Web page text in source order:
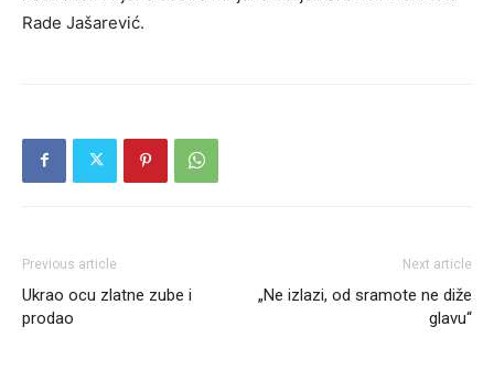
Rade Jašarević.
Previous article
Ukrao ocu zlatne zube i
prodao
Next article
„Ne izlazi, od sramote ne diže
glavu“